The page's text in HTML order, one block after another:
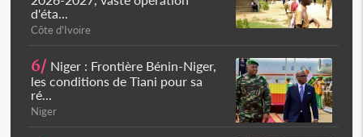
d'éta...
Côte d'Ivoire
6/ Niger : Frontière Bénin-Niger,
les conditions de Tiani pour sa
ré...
Niger